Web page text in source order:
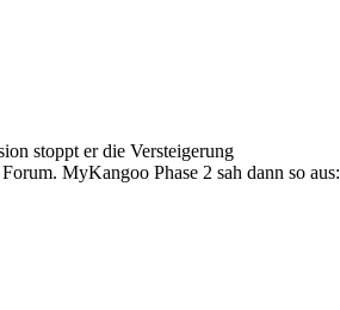
stoppt er die Versteigerung
MyKangoo Phase 2 sah dann so aus: